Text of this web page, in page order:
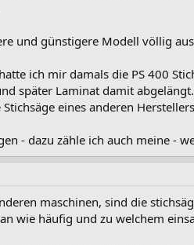
und günstigere Modell völlig
ich mir damals die PS 400
später Laminat damit
eines anderen
- dazu zähle ich auch meine -
maschinen, sind die
wie häufig und zu welchem